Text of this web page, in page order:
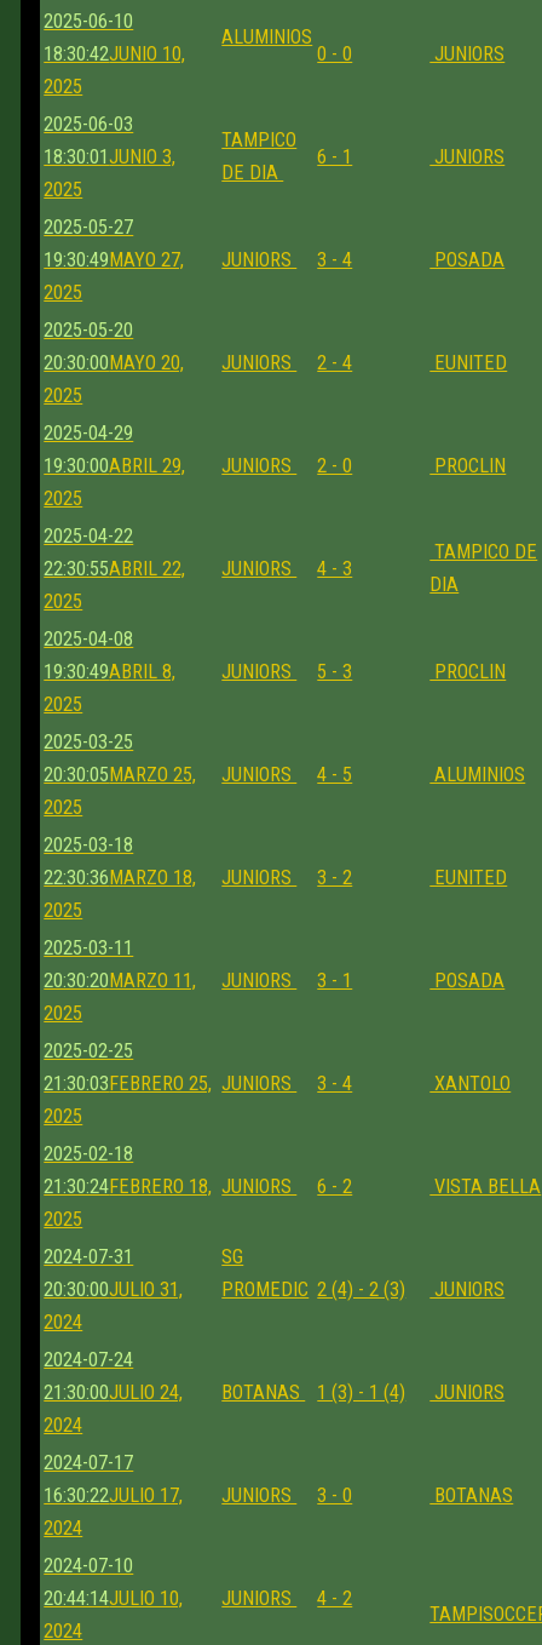
2025-06-10
18:30:42JUNIO 10,
2025
ALUMINIOS
0 - 0 JUNIORS
2025-06-03
18:30:01JUNIO 3,
2025
TAMPICO
DE DIA
6 - 1 JUNIORS
2025-05-27
19:30:49 MAYO 27,
2025
JUNIORS 3 - 4 POSADA
2025-05-20
20:30:00 MAYO 20,
2025
JUNIORS 2 - 4 EUNITED
2025-04-29
19:30:00ABRIL 29,
2025
JUNIORS 2 - 0 PROCLIN
2025-04-22
22:30:55ABRIL 22,
2025
JUNIORS 4 - 3
TAMPICO DE
DIA
2025-04-08
19:30:49ABRIL 8,
2025
JUNIORS 5 - 3 PROCLIN
2025-03-25
20:30:05 MARZO 25,
2025
JUNIORS 4 - 5 ALUMINIOS
2025-03-18
22:30:36 MARZO 18,
2025
JUNIORS 3 - 2 EUNITED
2025-03-11
20:30:20 MARZO 11,
2025
JUNIORS 3 - 1 POSADA
2025-02-25
21:30:03 FEBRERO 25,
2025
JUNIORS 3 - 4 XANTOLO
2025-02-18
21:30:24FEBRERO 18,
2025
JUNIORS 6 - 2 VISTA BELLA
2024-07-31
20:30:00JULIO 31,
2024
SG
PROMEDIC 2 (4) - 2 (3) JUNIORS
2024-07-24
21:30:00JULIO 24,
2024
BOTANAS 1 (3) - 1 (4) JUNIORS
2024-07-17
16:30:22JULIO 17,
2024
JUNIORS 3 - 0 BOTANAS
2024-07-10
20:44:14JULIO 10,
2024
JUNIORS 4 - 2